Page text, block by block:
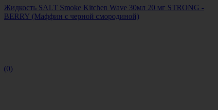
Жидкость SALT Smoke Kitchen Wave 30мл 20 мг STRONG -
BERRY (Маффин с черной смородиной)
(0)